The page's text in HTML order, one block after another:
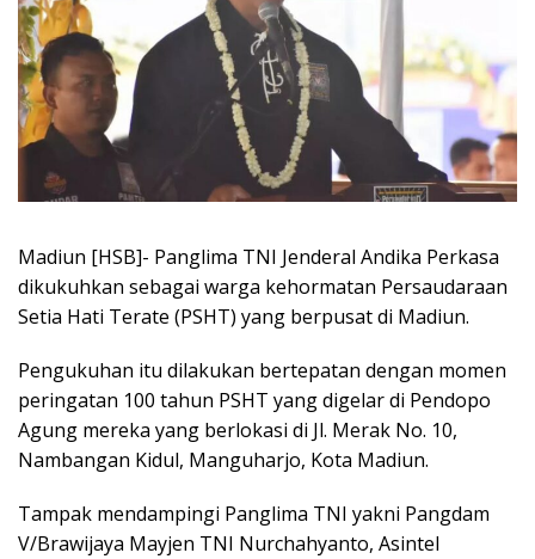
Madiun [HSB]- Panglima TNI Jenderal Andika Perkasa
dikukuhkan sebagai warga kehormatan Persaudaraan
Setia Hati Terate (PSHT) yang berpusat di Madiun.
Pengukuhan itu dilakukan bertepatan dengan momen
peringatan 100 tahun PSHT yang digelar di Pendopo
Agung mereka yang berlokasi di Jl. Merak No. 10,
Nambangan Kidul, Manguharjo, Kota Madiun.
Tampak mendampingi Panglima TNI yakni Pangdam
V/Brawijaya Mayjen TNI Nurchahyanto, Asintel